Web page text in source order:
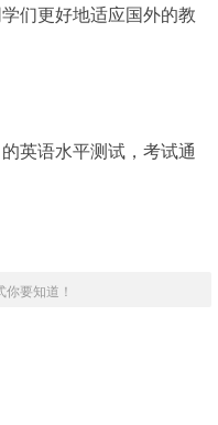
们更好地适应国外的教
英语水平测试，考试通
要知道！